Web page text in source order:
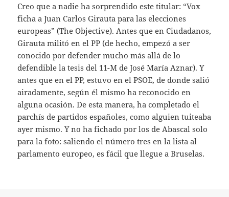
Creo que a nadie ha sorprendido este titular: “Vox
ficha a Juan Carlos Girauta para las elecciones
europeas” (The Objective). Antes que en Ciudadanos,
Girauta militó en el PP (de hecho, empezó a ser
conocido por defender mucho más allá de lo
defendible la tesis del 11-M de José María Aznar). Y
antes que en el PP, estuvo en el PSOE, de donde salió
airadamente, según él mismo ha reconocido en
alguna ocasión. De esta manera, ha completado el
parchís de partidos españoles, como alguien tuiteaba
ayer mismo. Y no ha fichado por los de Abascal solo
para la foto: saliendo el número tres en la lista al
parlamento europeo, es fácil que llegue a Bruselas.